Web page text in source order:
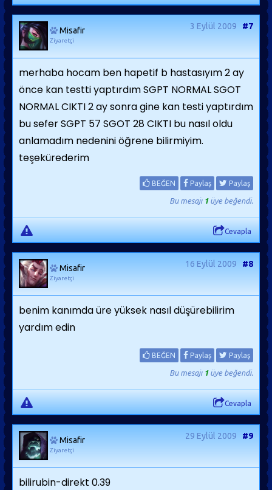
Misafir
Ziyaretçi
3 Eylül 2009 #7
merhaba hocam ben hapetif b hastasıyım 2 ay
önce kan testti yaptırdım SGPT NORMAL SGOT
NORMAL CIKTI 2 ay sonra gine kan testi yaptırdım
bu sefer SGPT 57 SGOT 28 CIKTI bu nasıl oldu
anlamadım nedenini öğrene bilirmiyim.
teşekürederim
BEĞEN Paylaş Paylaş
Bu mesajı 1üye beğendi.
Cevapla
Misafir
Ziyaretçi
16 Eylül 2009 #8
benim kanımda üre yüksek nasıl düşürebilirim
yardım edin
BEĞEN Paylaş Paylaş
Bu mesajı 1üye beğendi.
Cevapla
Misafir
Ziyaretçi
29 Eylül 2009 #9
bilirubin-direkt 0.39